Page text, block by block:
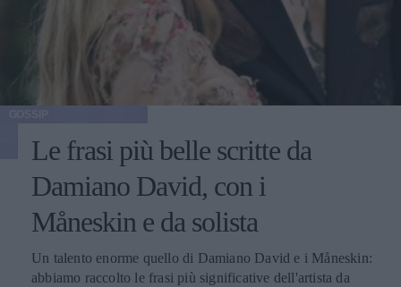
Le frasi più belle scritte da
Damiano David, con i
Måneskin e da solista
Un talento enorme quello di Damiano David e i Måneskin:
abbiamo raccolto le frasi più significative dell'artista da